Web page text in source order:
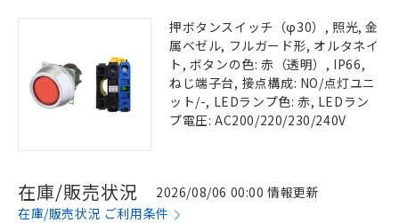
押ボタンスイッチ（φ30）, 照光, 金
属ベゼル, フルガード形, オルタネイ
ト, ボタンの色: 赤（透明）, IP66,
ねじ端子台, 接点構成: NO/点灯ユニ
ット/-, LEDランプ色: 赤, LEDラン
プ電圧: AC200/220/230/240V
在庫/販売状況
2026/08/06 00:00 情報更新
在庫/販売状況 ご利用条件